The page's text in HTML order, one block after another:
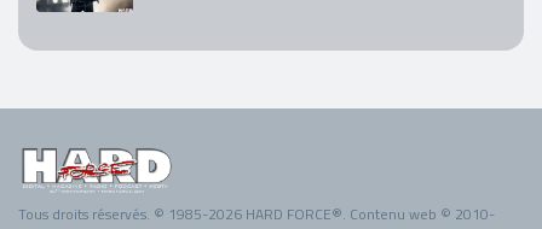
Tous droits réservés. © 1985-2026 HARD FORCE®. Contenu web © 2010-